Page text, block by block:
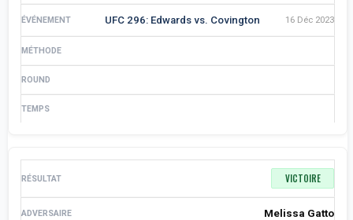
UFC 296: Edwards vs. Covington 16 Déc 2023
VICTOIRE
Melissa Gatto